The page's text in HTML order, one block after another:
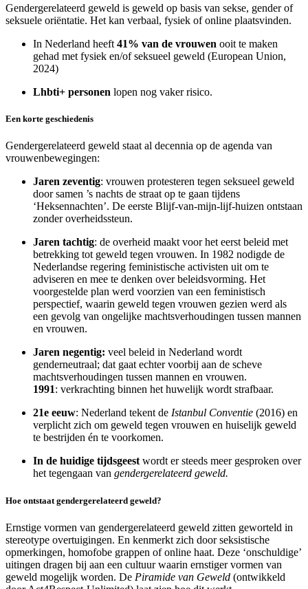
Gendergerelateerd geweld is geweld op basis van sekse, gender of
seksuele oriëntatie. Het kan verbaal, fysiek of online plaatsvinden.
In Nederland heeft 41% van de vrouwen ooit te maken
gehad met fysiek en/of seksueel geweld (European Union,
2024)
Lhbti+ personen lopen nog vaker risico.
Een korte geschiedenis
Gendergerelateerd geweld staat al decennia op de agenda van
vrouwenbewegingen:
Jaren zeventig: vrouwen protesteren tegen seksueel geweld
door samen ’s nachts de straat op te gaan tijdens
‘Heksennachten’. De eerste Blijf-van-mijn-lijf-huizen ontstaan
zonder overheidssteun.
Jaren tachtig: de overheid maakt voor het eerst beleid met
betrekking tot geweld tegen vrouwen. In 1982 nodigde de
Nederlandse regering feministische activisten uit om te
adviseren en mee te denken over beleidsvorming. Het
voorgestelde plan werd voorzien van een feministisch
perspectief, waarin geweld tegen vrouwen gezien werd als
een gevolg van ongelijke machtsverhoudingen tussen mannen
en vrouwen.
Jaren negentig: veel beleid in Nederland wordt
genderneutraal; dat gaat echter voorbij aan de scheve
machtsverhoudingen tussen mannen en vrouwen.
1991: verkrachting binnen het huwelijk wordt strafbaar.
21e eeuw: Nederland tekent de Istanbul Conventie (2016) en
verplicht zich om geweld tegen vrouwen en huiselijk geweld
te bestrijden én te voorkomen.
In de huidige tijdsgeestwordt er steeds meer gesproken over
het tegengaan van gendergerelateerd geweld.
Hoe ontstaat gendergerelateerd geweld?
Ernstige vormen van gendergerelateerd geweld zitten geworteld in
stereotype overtuigingen. En kenmerkt zich door seksistische
opmerkingen, homofobe grappen of online haat. Deze ‘onschuldige’
uitingen dragen bij aan een cultuur waarin ernstiger vormen van
geweld mogelijk worden. De Piramide van Geweld (ontwikkeld